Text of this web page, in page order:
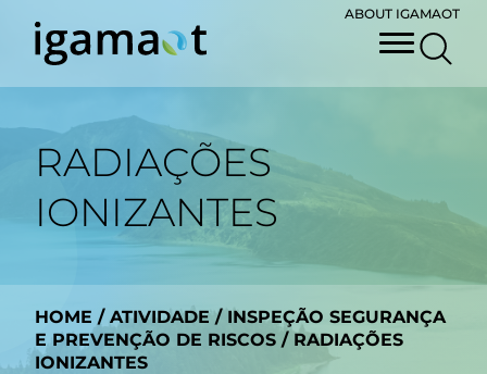
ABOUT IGAMAOT
RADIAÇÕES
IONIZANTES
HOME / ATIVIDADE / INSPEÇÃO SEGURANÇA
E PREVENÇÃO DE RISCOS / RADIAÇÕES
IONIZANTES